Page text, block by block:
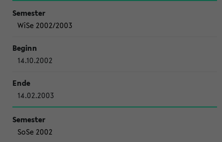
WiSe 2002/2003
14.10.2002
14.02.2003
SoSe 2002